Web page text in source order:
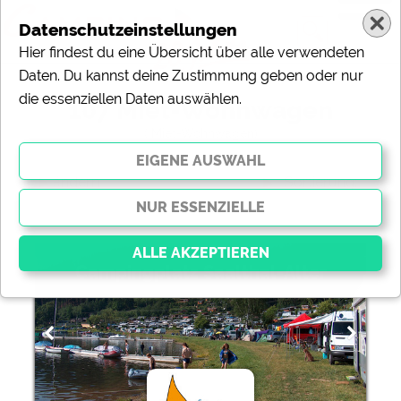
107 Miet-Wohnwagen
ändern Sortierung:
Campingplatz Saalthal-Alter
Datenschutzeinstellungen
Hier findest du eine Übersicht über alle verwendeten
Daten. Du kannst deine Zustimmung geben oder nur
die essenziellen Daten auswählen.
Essenziell
Essenzielle Cookies ermöglichen grundlegende
Funktionen und sind für die einwandfreie Funktion der
Website dringend erforderlich. Ohne diese Cookies
werden Teile der Website
nicht funktionieren